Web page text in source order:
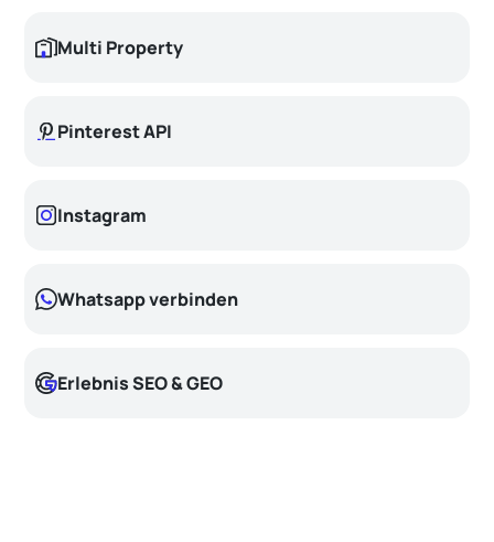
Multi Property
Pinterest API
Instagram
Whatsapp verbinden
Erlebnis SEO & GEO